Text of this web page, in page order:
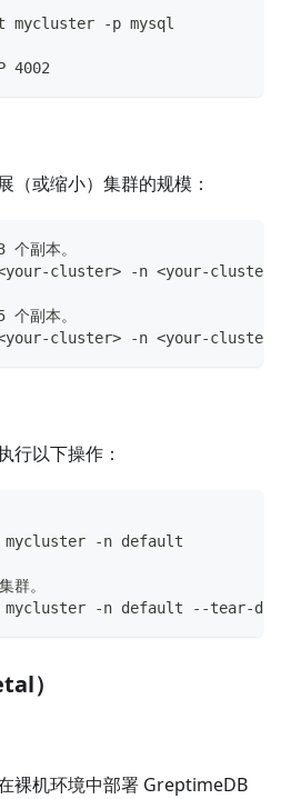
-p mysql
4002
（或缩小）集群的规模：
副本。
cluster> -n <your-cluster-
副本。
cluster> -n <your-cluster-
行以下操作：
-n default
群。
-n default --tear-
）
裸机环境中部署 GreptimeDB